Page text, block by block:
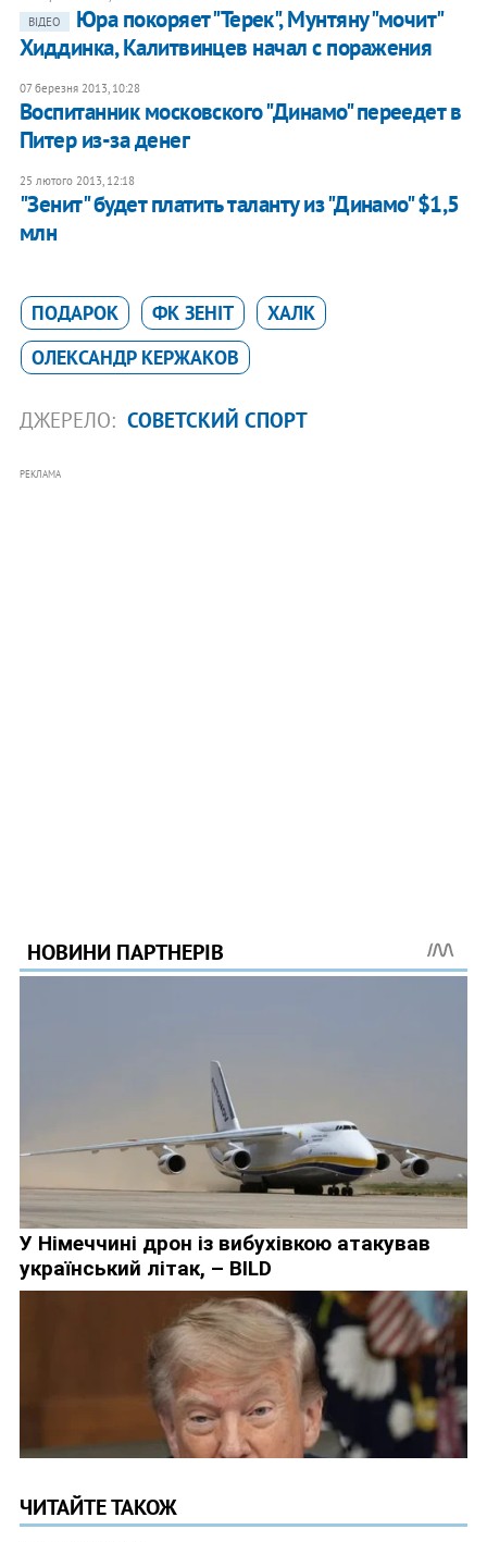
ВІДЕО
Юра покоряет "Терек", Мунтяну "мочит"
Хиддинка, Калитвинцев начал с поражения
07 березня 2013, 10:28
Воспитанник московского "Динамо" переедет в
Питер из-за денег
25 лютого 2013, 12:18
"Зенит" будет платить таланту из "Динамо" $1,5
млн
ПОДАРОК ФК ЗЕНІТ
ХАЛК
ОЛЕКСАНДР КЕРЖАКОВ
ДЖЕРЕЛО: СОВЕТСКИЙ СПОРТ
РЕКЛАМА
ЧИТАЙТЕ ТАКОЖ